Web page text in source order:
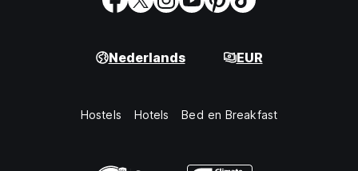
Nederlands EUR
Hostels Hotels Bed en Breakfast